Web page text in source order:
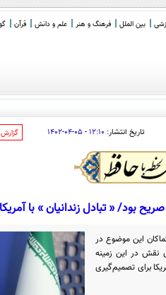
بین الملل فرهنگ و هنر علم و دانش قرآن
تاریخ انتشار: ۱۲:۱۰ - ۰۵-۰۴-۱۴۰۲
بود/ « تبادل زندانیان » با
این موضوع در
نقش در این زمینه
برای تصمیم‌گیری